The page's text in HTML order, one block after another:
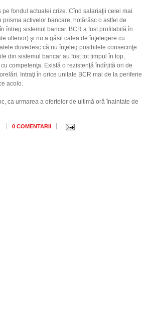
pe fondul actualei crize. Cînd salariaţii celei mai
activelor bancare, hotărăsc o astfel de
întreg sistemul bancar. BCR a fost profitabilă în
ulterior) şi nu a găsit calea de înţelegere cu
dovedesc că nu înţeleg posibilele consecinţe
din sistemul bancar au fost tot timpul în top,
competenţa. Există o rezistenţă îndîrjită ori de
Intraţi în orice unitate BCR mai de la periferie
acolo.
ca urmarea a ofertelor de ultimă oră înaintate de
0 COMENTARII